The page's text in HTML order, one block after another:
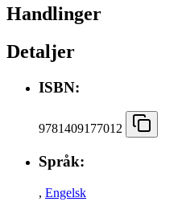
Handlinger
Detaljer
ISBN:
9781409177012
Språk:
, Engelsk